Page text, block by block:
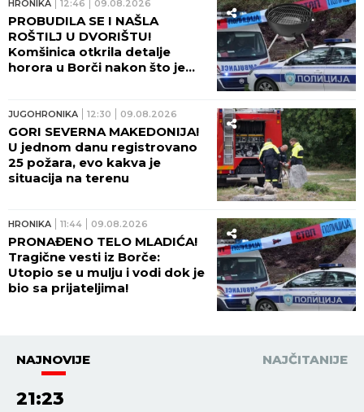
HRONIKA 12:46 09.08.2026
PROBUDILA SE I NAŠLA
ROŠTILJ U DVORIŠTU!
Komšinica otkrila detalje
horora u Borči nakon što je
JUGOHRONIKA 12:30 09.08.2026
GORI SEVERNA MAKEDONIJA!
U jednom danu registrovano
25 požara, evo kakva je
situacija na terenu
HRONIKA 11:44 09.08.2026
PRONAĐENO TELO MLADIĆA!
Tragične vesti iz Borče:
Utopio se u mulju i vodi dok je
bio sa prijateljima!
NAJNOVIJE NAJČITANIJE
21:23